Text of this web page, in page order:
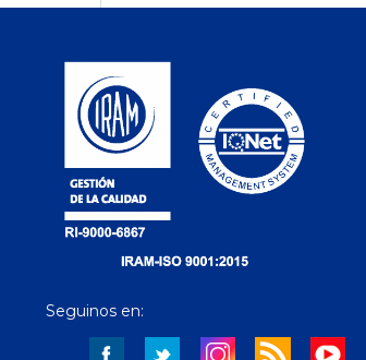
Seguinos en: